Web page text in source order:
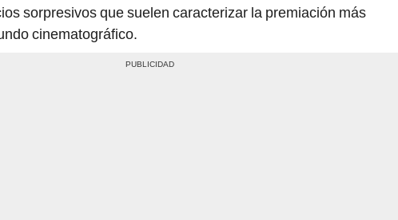
sorpresivos que suelen caracterizar la premiación más
cinematográfico.